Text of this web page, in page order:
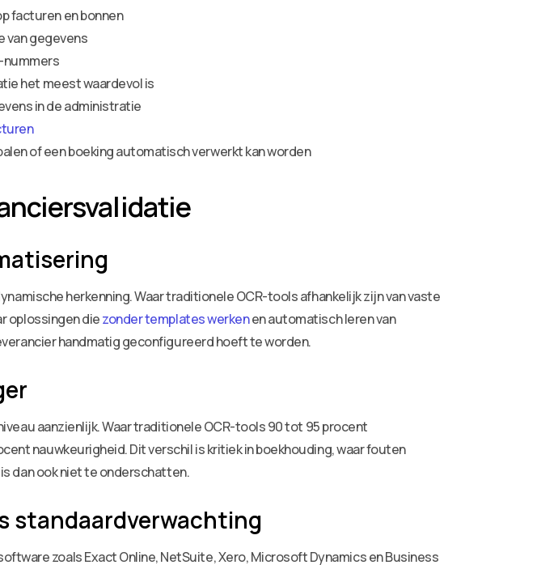
facturen en bonnen
van gegevens
nummers
het meest waardevol is
in de administratie
of een boeking automatisch verwerkt kan worden
herkenning. Waar traditionele OCR-tools afhankelijk zijn van vaste
oplossingen diezonder templates werkenen automatisch leren van
handmatig geconfigureerd hoeft te worden.
aanzienlijk. Waar traditionele OCR-tools 90 tot 95 procent
nauwkeurigheid. Dit verschil is kritiek in boekhouding, waar fouten
dan ook niet te onderschatten.
standaardverwachting
zoals Exact Online, NetSuite, Xero, Microsoft Dynamics en Business